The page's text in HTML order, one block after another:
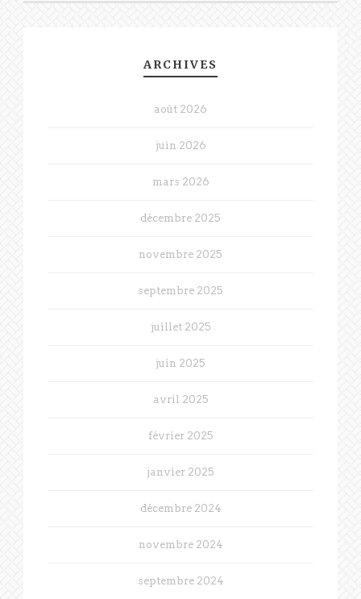
ARCHIVES
août 2026
juin 2026
mars 2026
décembre 2025
novembre 2025
septembre 2025
juillet 2025
juin 2025
avril 2025
février 2025
janvier 2025
décembre 2024
novembre 2024
septembre 2024